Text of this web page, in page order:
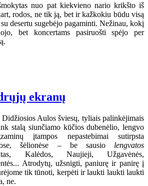
nuo pat kiekvieno nario krikšto iš
rodos, ne tik ją, bet ir kažkokiu būdu visą
desertu sugebėjo pagaminti. Nežinau, kokį
bet koncertams pasiruošti spėjo per
ekranų
Aulos šviesų, tyliais palinkėjimais
stalą siunčiamo kūčios dubenėlio, lengvo
įtampos nepastebimai sutirpsta
šėlionėse – be sausio lengvatos
Kalėdos, Naujieji, Užgavėnės,
Atrodytų, užsnigti, paniurę ir panirę į
tik tūnoti, kerpėti ir laukti laukti laukti
ne.